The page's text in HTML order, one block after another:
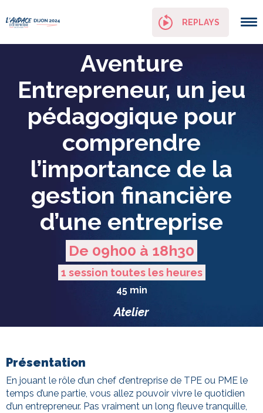
REPLAYS
Aventure
Entrepreneur, un jeu
pédagogique pour
comprendre
l’importance de la
gestion financière
d’une entreprise
De 09h00 à 18h30
1 session toutes les heures
45 min
Atelier
Présentation
En jouant le rôle d’un chef d’entreprise de TPE ou PME le
temps d’une partie, vous allez pouvoir vivre le quotidien
d’un entrepreneur. Pas vraiment un long fleuve tranquille,